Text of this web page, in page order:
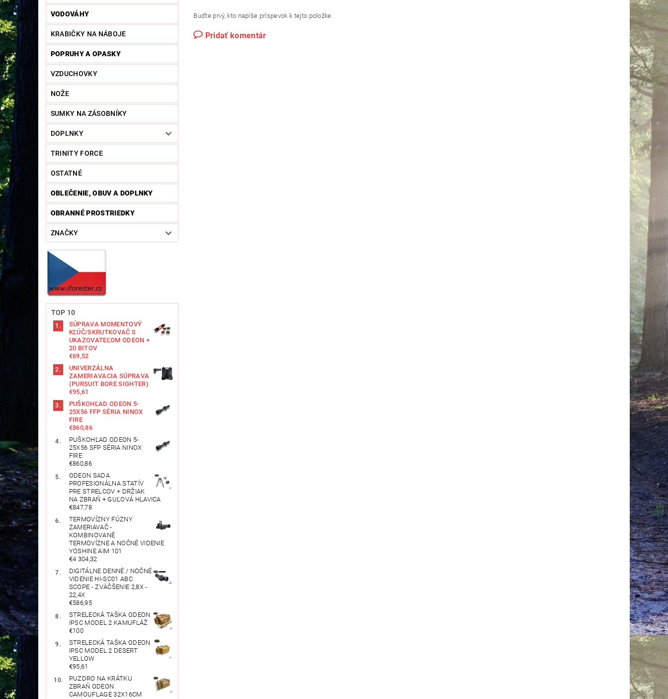
VODOVÁHY
KRABIČKY NA NÁBOJE
POPRUHY A OPASKY
VZDUCHOVKY
NOŽE
SUMKY NA ZÁSOBNÍKY
DOPLNKY
TRINITY FORCE
OSTATNÉ
OBLEČENIE, OBUV A DOPLNKY
OBRANNÉ PROSTRIEDKY
ZNAČKY
TOP 10
SÚPRAVA MOMENTOVÝ
KĽÚČ/SKRUTKOVAČ S
UKAZOVATEĽOM ODEON +
20 BITOV
€69,52
UNIVERZÁLNA
ZAMERIAVACIA SÚPRAVA
(PURSUIT BORE SIGHTER)
€95,61
PUŠKOHĽAD ODEON 5-
25X56 FFP SÉRIA NINOX
FIRE
€860,86
PUŠKOHĽAD ODEON 5-
25X56 SFP SÉRIA NINOX
FIRE
€860,86
ODEON SADA
PROFESIONÁLNA STATÍV
PRE STRELCOV + DRŽIAK
NA ZBRAŇ + GUĽOVÁ HLAVICA
€847,78
TERMOVÍZNY FÚZNY
ZAMERIAVAČ -
KOMBINOVANÉ
TERMOVÍZNE A NOČNÉ VIDENIE
YOSHINE AIM 101
€4 304,32
DIGITÁLNE DENNÉ / NOČNÉ
VIDENIE HI-SC01 ABC
SCOPE - ZVÄČŠENIE 2,8X -
22,4X
€586,95
STRELECKÁ TAŠKA ODEON
IPSC MODEL 2 KAMUFLÁŽ
€100
STRELECKÁ TAŠKA ODEON
IPSC MODEL 2 DESERT
YELLOW
€95,61
PUZDRO NA KRÁTKU
ZBRAŇ ODEON
CAMOUFLAGE 32X16CM
Buďte prvý, kto napíše príspevok k tejto položke.
Pridať komentár